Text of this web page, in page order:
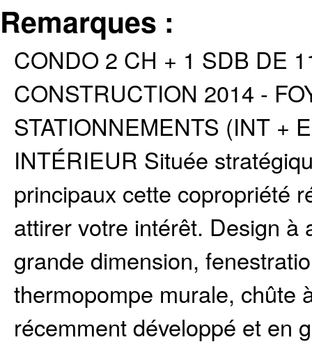
Remarques :
CONDO 2 CH + 1 SDB DE
CONSTRUCTION 2014 -
STATIONNEMENTS (INT +
INTÉRIEUR Située
principaux cette copropriété
attirer votre intérêt. Design à
grande dimension,
thermopompe murale, chûte
récemment développé et en